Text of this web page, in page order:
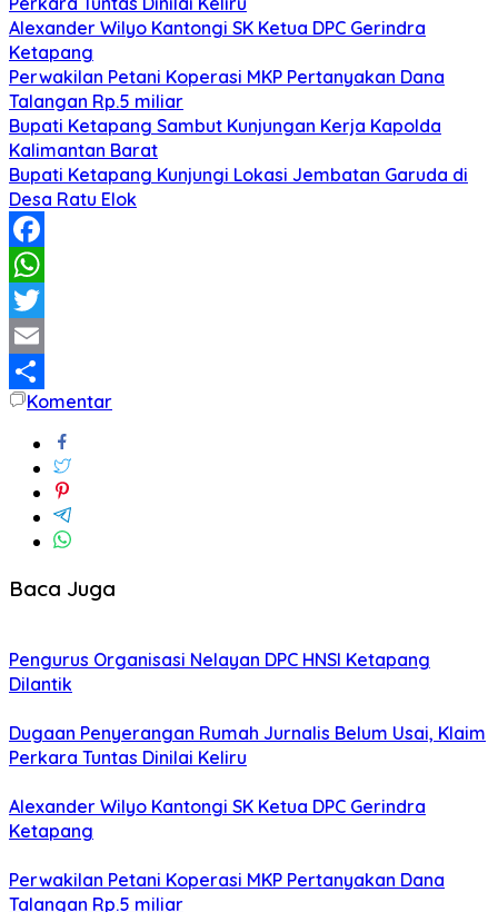
Alexander Wilyo Kantongi SK Ketua DPC Gerindra
Ketapang
Perwakilan Petani Koperasi MKP Pertanyakan Dana
Talangan Rp.5 miliar
Bupati Ketapang Sambut Kunjungan Kerja Kapolda
Kalimantan Barat
Bupati Ketapang Kunjungi Lokasi Jembatan Garuda di
Desa Ratu Elok
Facebook
WhatsApp
Twitter
Email
Share
Komentar
Baca Juga
Pengurus Organisasi Nelayan DPC HNSI Ketapang
Dilantik
Dugaan Penyerangan Rumah Jurnalis Belum Usai, Klaim
Perkara Tuntas Dinilai Keliru
Alexander Wilyo Kantongi SK Ketua DPC Gerindra
Ketapang
Perwakilan Petani Koperasi MKP Pertanyakan Dana
Talangan Rp.5 miliar